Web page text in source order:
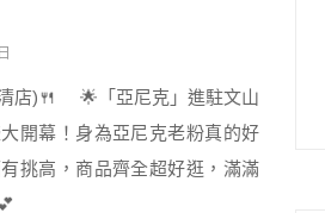
店)🍴 🌟「亞尼克」進駐文山
開幕！身為亞尼克老粉真的好
挑高，商品齊全超好逛，滿滿